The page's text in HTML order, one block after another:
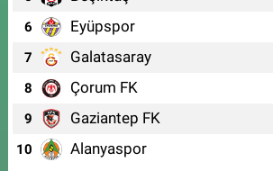
6 Eyüpspor
7 Galatasaray
8 Çorum FK
9 Gaziantep FK
10 Alanyaspor